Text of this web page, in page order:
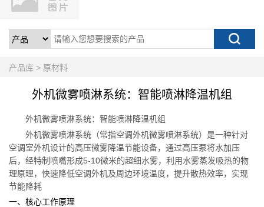
产品库 > 原材料
外机微雾喷淋系统：智能喷淋降温机组
外机微雾喷淋系统：智能喷淋降温机组
外机微雾喷淋系统（常指空调外机微雾喷淋系统）是一种针对
空调室外机设计的高压微雾降温节能设备，通过高压泵将水加压
后，经特制喷嘴形成5-10微米的超细水雾，利用水雾蒸发吸热的物
理原理，快速降低空调外机及周边环境温度，提升散热效率，实现
节能降耗
一、核心工作原理